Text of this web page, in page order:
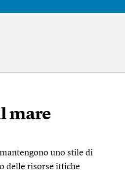
mare
uno stile di
delle risorse ittiche